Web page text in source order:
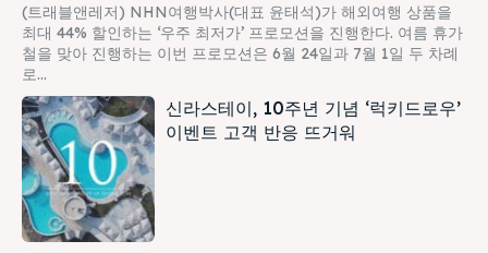
(트래블앤레저) NHN여행박사(대표 윤태석)가 해외여행 상품을
최대 44% 할인하는 ‘우주 최저가’ 프로모션을 진행한다. 여름 휴가
철을 맞아 진행하는 이번 프로모션은 6월 24일과 7월 1일 두 차례
로...
신라스테이, 10주년 기념 ‘럭키드로우’
이벤트 고객 반응 뜨거워